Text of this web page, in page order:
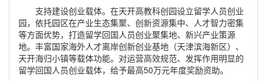
支持建设创业载体。在天开高教科创园设立留学人员创业
园，依托园区在产业生态集聚、创新资源集中、人才智力密集
等方面优势，打造留学回国人员创业聚集地、新兴产业策源
地。丰富国家海外人才离岸创新创业基地（天津滨海新区）、
天开海归小镇等载体功能。对运营高效规范、发挥作用明显的
留学回国人员创业载体，给予最高50万元年度奖励资助。